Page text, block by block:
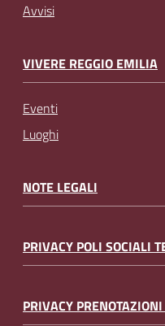
Avvisi
VIVERE REGGIO EMILIA
Eventi
Luoghi
NOTE LEGALI
PRIVACY POLI SOCIALI
PRIVACY